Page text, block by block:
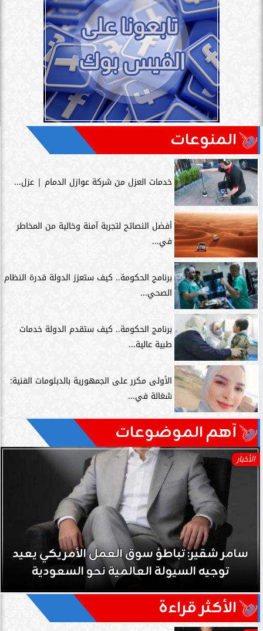
المنوعات
خدمات العزل من شركة عوازل الدمام | عزل...
أفضل النصائح لتجربة آمنة وخالية من المخاطر
في...
برنامج الحكومة.. كيف ستعزز الدولة قدرة النظام
الصحي...
برنامج الحكومة.. كيف ستقدم الدولة خدمات
طبية عالية...
الأولى مكرر على الجمهورية بالدبلومات الفنية:
شغالة في...
آهم الموضوعات
الأخبار
سامر شقير: نمو صناديق الاستثمار الخاصة
حي على نجاح رؤية 2030...
الأكثر قراءة